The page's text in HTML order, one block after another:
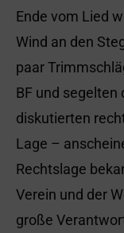
Ende vom Lied
Wind an den
paar
BF und segelten
diskutierten
Lage –
Rechtslage
Verein und der
große